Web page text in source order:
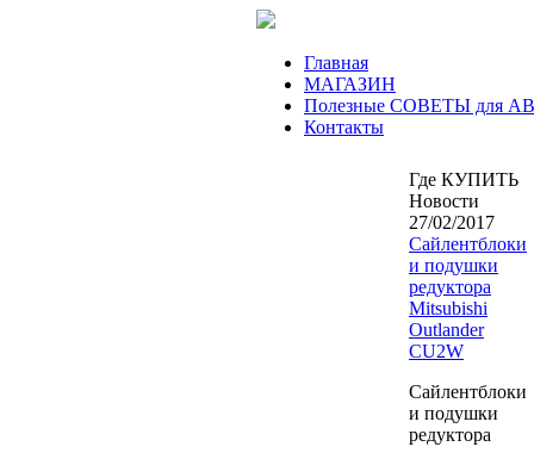
Главная
МАГАЗИН
Полезные СОВЕТЫ для
Контакты
Где КУПИТЬ
Новости
27/02/2017
Сайлентблоки
и подушки
редуктора
Mitsubishi
Outlander
CU2W
Сайлентблоки
и подушки
редуктора